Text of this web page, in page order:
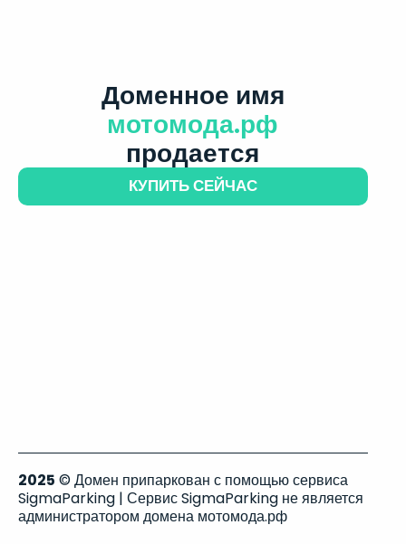
Доменное имя
мотомода.рф
продается
КУПИТЬ СЕЙЧАС
2025 © Домен припаркован с помощью сервиса
SigmaParking | Сервис SigmaParking не является
администратором домена мотомода.рф